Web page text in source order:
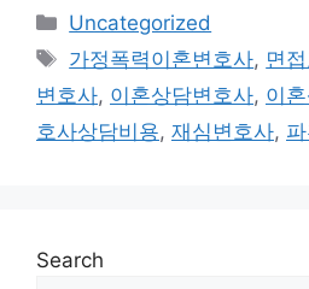
Categories
Uncategorized
Tags
가정폭력이혼변호사, 면
변호사, 이혼상담변호사, 이
호사상담비용, 재심변호사,
Search